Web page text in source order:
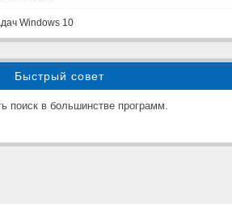
Windows 10
Быстрый совет
поиск в большинстве программ.